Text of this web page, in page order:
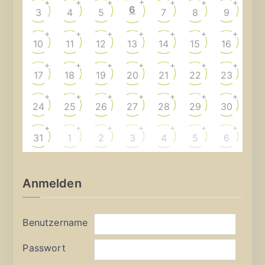
3
+
4
+
5
+
6 7
+
8
+
9
+
10
+
11
+
12
+
13
+
14
+
15
+
16
+
17
+
18
+
19
+
20
+
21
+
22
+
23
+
24
+
25
+
26
+
27
+
28
+
29
+
30
+
31
+
1
+
2
+
3
+
4
+
5
+
6
+
Anmelden
Benutzername
Passwort